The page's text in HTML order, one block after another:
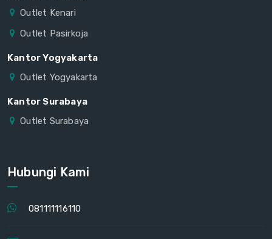
Outlet Kenari
Outlet Pasirkoja
Kantor Yogyakarta
Outlet Yogyakarta
Kantor Surabaya
Outlet Surabaya
Hubungi Kami
081111116110